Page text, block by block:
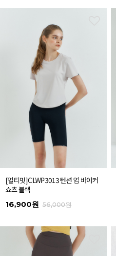
[얼티밋]CLWP3013 텐션 업 바이커
쇼츠 블랙
16,900원 56,000원